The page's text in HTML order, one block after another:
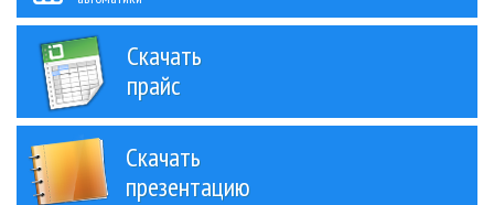
Скачать
прайс
Скачать
презентацию